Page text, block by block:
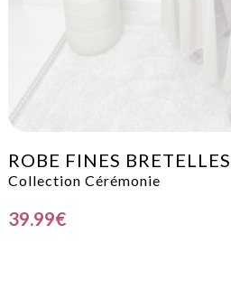
ROBE FINES
Collection Cérémonie
39.99€